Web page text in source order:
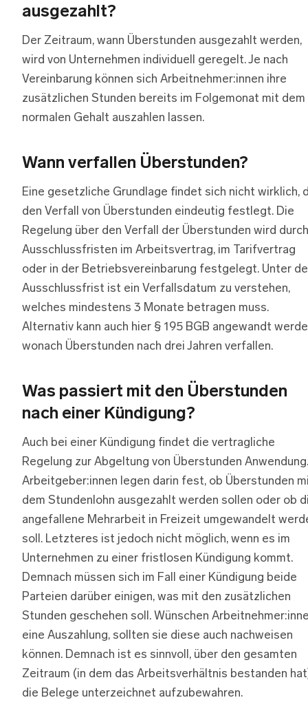
ausgezahlt?
Der Zeitraum, wann Überstunden ausgezahlt werden,
wird von Unternehmen individuell geregelt. Je nach
Vereinbarung können sich Arbeitnehmer:innen ihre
zusätzlichen Stunden bereits im Folgemonat mit dem
normalen Gehalt auszahlen lassen.
Wann verfallen Überstunden?
Eine gesetzliche Grundlage findet sich nicht wirklich,
den Verfall von Überstunden eindeutig festlegt. Die
Regelung über den Verfall der Überstunden wird durch
Ausschlussfristen im Arbeitsvertrag, im Tarifvertrag
oder in der Betriebsvereinbarung festgelegt. Unter
Ausschlussfrist ist ein Verfallsdatum zu verstehen,
welches mindestens 3 Monate betragen muss.
Alternativ kann auch hier § 195 BGB angewandt
wonach Überstunden nach drei Jahren verfallen.
Was passiert mit den Überstunden
nach einer Kündigung?
Auch bei einer Kündigung findet die vertragliche
Regelung zur Abgeltung von Überstunden Anwendung.
Arbeitgeber:innen legen darin fest, ob Überstunden
dem Stundenlohn ausgezahlt werden sollen oder ob
angefallene Mehrarbeit in Freizeit umgewandelt
soll. Letzteres ist jedoch nicht möglich, wenn es im
Unternehmen zu einer fristlosen Kündigung kommt.
Demnach müssen sich im Fall einer Kündigung beide
Parteien darüber einigen, was mit den zusätzlichen
Stunden geschehen soll. Wünschen
eine Auszahlung, sollten sie diese auch nachweisen
können. Demnach ist es sinnvoll, über den gesamten
Zeitraum (in dem das Arbeitsverhältnis bestanden
die Belege unterzeichnet aufzubewahren.